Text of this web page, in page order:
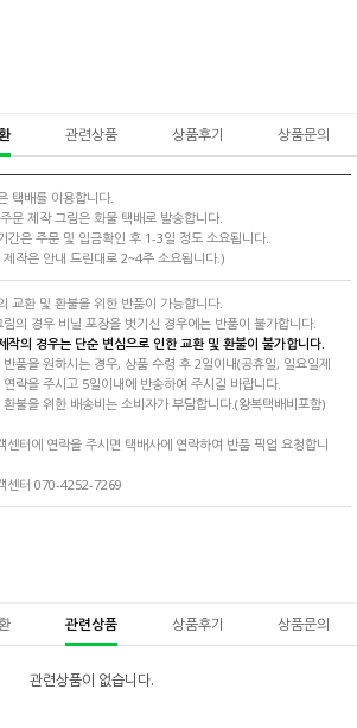
관련상품 상품후기 상품문의
택배를 이용합니다.
문 제작 그림은 화물 택배로 발송합니다.
간은 주문 및 입금확인 후 1-3일 정도 소요됩니다.
제작은 안내 드린대로 2~4주 소요됩니다.)
교환 및 환불을 위한 반품이 가능합니다.
림의 경우 비닐 포장을 벗기신 경우에는 반품이 불가합니다.
작의 경우는 단순 변심으로 인한 교환 및 환불이 불가합니다.
반품을 원하시는 경우, 상품 수령 후 2일이내(공휴일, 일요일제
연락을 주시고 5일이내에 반송하여 주시길 바랍니다.
불을 위한 배송비는 소비자가 부담합니다.(왕복택배비포함)
센터에 연락을 주시면 택배사에 연락하여 반품 픽업 요청합니
센터 070-4252-7269
관련상품 상품후기 상품문의
관련상품이 없습니다.